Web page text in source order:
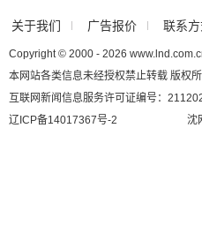
关于我们 广告报价 联系
Copyright © 2000 - 2026
本网站各类信息未经授权禁止转载 版权
互联网新闻信息服务许可证编号：
辽ICP备14017367号-2
沈